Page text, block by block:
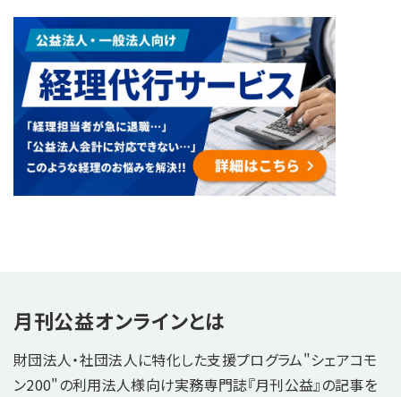
月刊公益オンラインとは
財団法人・社団法人に特化した支援プログラム"シェアコモ
ン200"の利用法人様向け実務専門誌『月刊公益』の記事を